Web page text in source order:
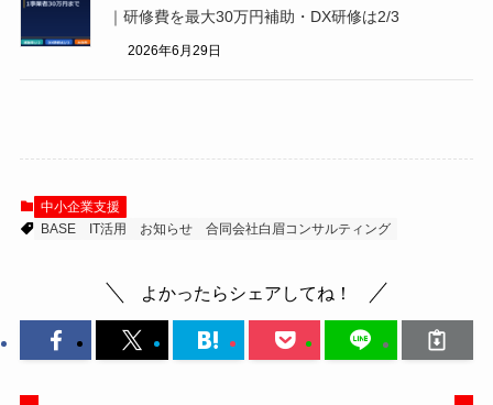
｜研修費を最大30万円補助・DX研修は2/3
2026年6月29日
中小企業支援
BASE
IT活用 お知らせ 合同会社白眉コンサルティング
よかったらシェアしてね！